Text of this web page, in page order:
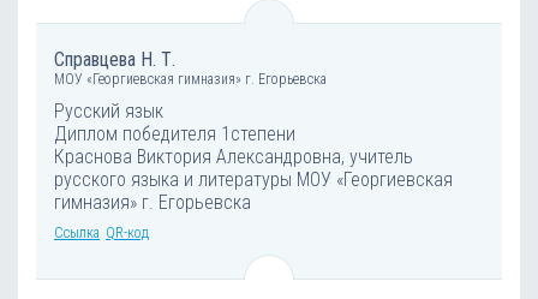
Справцева Н. Т.
МОУ «Георгиевская гимназия» г. Егорьевска
Русский язык
Диплом победителя 1степени
Краснова Виктория Александровна, учитель
русского языка и литературы МОУ «Георгиевская
гимназия» г. Егорьевска
Ссылка QR-код